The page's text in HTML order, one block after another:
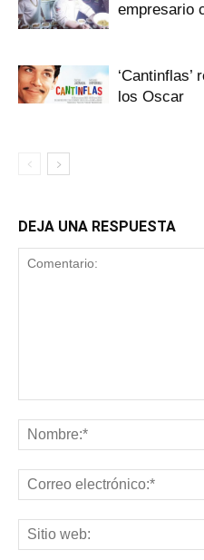
empresario
los Oscar
DEJA UNA RESPUESTA